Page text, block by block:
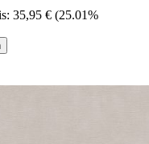
35,95 € (25.01%